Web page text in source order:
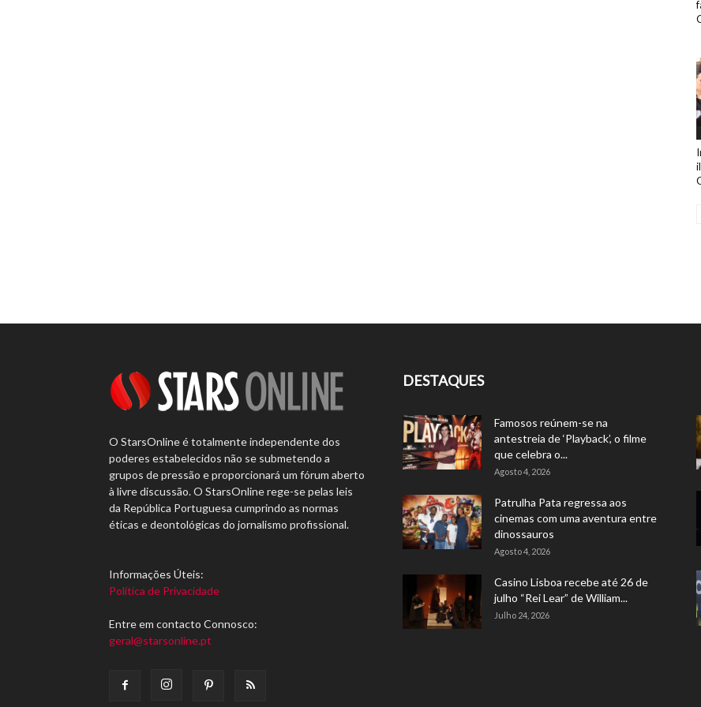
O StarsOnline é totalmente independente dos
poderes estabelecidos não se submetendo a
grupos de pressão e proporcionará um fórum aberto
à livre discussão. O StarsOnline rege-se pelas leis
da República Portuguesa cumprindo as normas
éticas e deontológicas do jornalismo profissional.
Informações Úteis:
Política de Privacidade
Entre em contacto Connosco:
geral@starsonline.pt
DESTAQUES
Famosos reúnem-se na
antestreia de ‘Playback’, o filme
que celebra o...
Agosto 4, 2026
Patrulha Pata regressa aos
cinemas com uma aventura entre
dinossauros
Agosto 4, 2026
Casino Lisboa recebe até 26 de
julho “Rei Lear” de William...
Julho 24, 2026